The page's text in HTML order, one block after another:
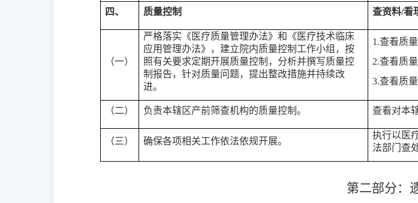
四、 质量控制 查资料/看
（一）
严格落实《医疗质量管理办法》和《医疗技术临床
应用管理办法》，建立院内质量控制工作小组，按
照有关要求定期开展质量控制，分析并撰写质量控
制报告，针对质量问题，提出整改措施并持续改
进。
1 .查看质
2.查看质
3.查看质
（二） 负责本辖区产前筛查机构的质量控制。 查看对本
（三） 确保各项相关工作依法依规开展。
执行以医
法部门查处
第二部分：